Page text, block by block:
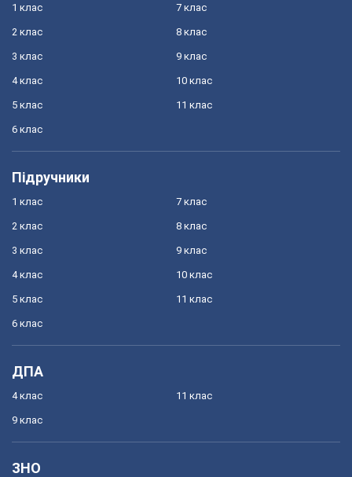
1 клас
2 клас
3 клас
4 клас
5 клас
6 клас
7 клас
8 клас
9 клас
10 клас
11 клас
Підручники
1 клас
2 клас
3 клас
4 клас
5 клас
6 клас
7 клас
8 клас
9 клас
10 клас
11 клас
ДПА
4 клас
9 клас
11 клас
ЗНО